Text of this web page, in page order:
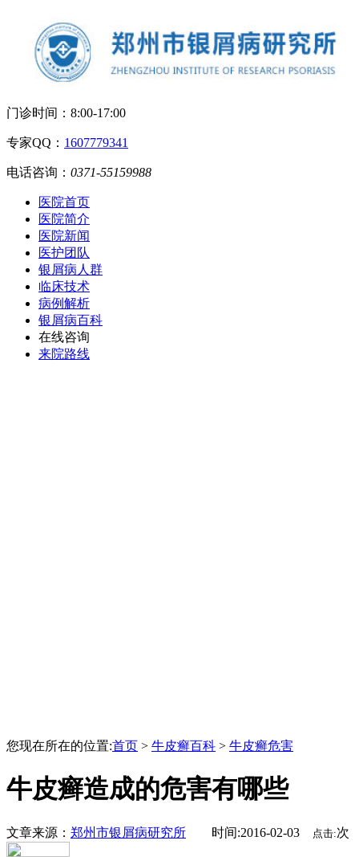
门诊时间： 8:00-17:00
专家QQ： 1607779341
电话咨询： 0371-55159988
医院首页
医院简介
医院新闻
医护团队
银屑病人群
临床技术
病例解析
银屑病百科
在线咨询
来院路线
您现在所在的位置:首页 > 牛皮癣百科 > 牛皮癣危害
牛皮癣造成的危害有哪些
文章来源： 郑州市银屑病研究所 时间:2016-02-03 点击:次